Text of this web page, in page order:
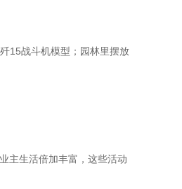
15战斗机模型；园林里摆放
主生活倍加丰富，这些活动